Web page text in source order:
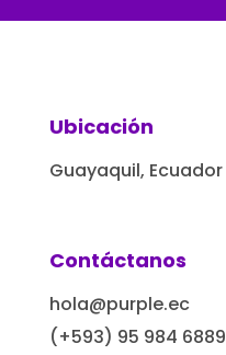
Ubicación
Guayaquil, Ecuador
Contáctanos
hola@purple.ec
(+593) 95 984 6889